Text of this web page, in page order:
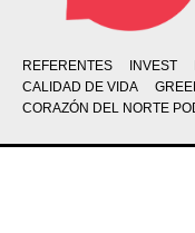
REFERENTES INVEST
CALIDAD DE VIDA
CORAZÓN DEL NORTE